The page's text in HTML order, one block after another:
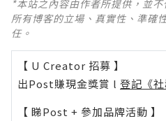
*本站之內容由作者所提供，並
所有博客的立場、真實性、準確
任。
【 U Creator 招募 】
出Post賺現金獎賞 l 登記《社
【 睇Post + 參加品牌活動 】